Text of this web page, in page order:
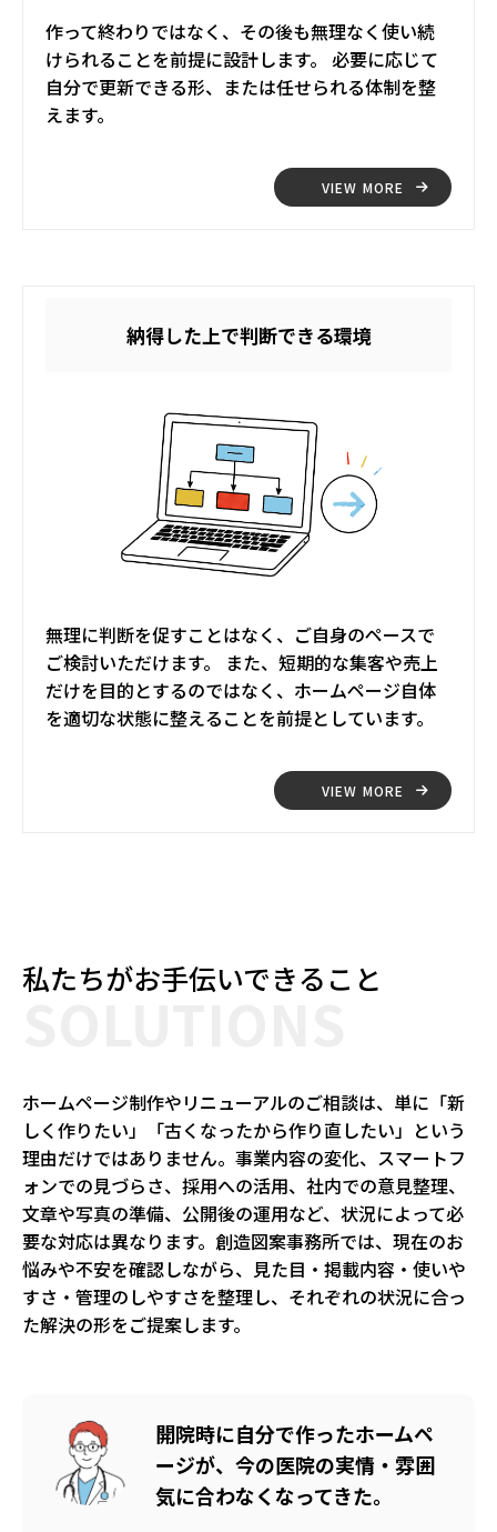
作って終わりではなく、その後も無理なく使い続
けられることを前提に設計します。 必要に応じて
自分で更新できる形、または任せられる体制を整
えます。
VIEW MORE
納得した上で判断できる環境
無理に判断を促すことはなく、ご自身のペースで
ご検討いただけます。 また、短期的な集客や売上
だけを目的とするのではなく、ホームページ自体
を適切な状態に整えることを前提としています。
VIEW MORE
私たちがお手伝いできること
ホームページ制作やリニューアルのご相談は、単に「新
しく作りたい」「古くなったから作り直したい」という
理由だけではありません。事業内容の変化、スマートフ
ォンでの見づらさ、採用への活用、社内での意見整理、
文章や写真の準備、公開後の運用など、状況によって必
要な対応は異なります。創造図案事務所では、現在のお
悩みや不安を確認しながら、見た目・掲載内容・使いや
すさ・管理のしやすさを整理し、それぞれの状況に合っ
た解決の形をご提案します。
開院時に自分で作ったホームペ
ージが、今の医院の実情・雰囲
気に合わなくなってきた。